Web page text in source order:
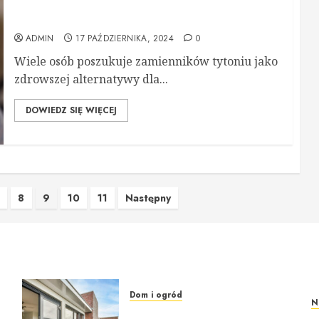
ADMIN 17 PAŹDZIERNIKA, 2024 0
Wiele osób poszukuje zamienników tytoniu jako
zdrowszej alternatywy dla...
DOWIEDZ SIĘ WIĘCEJ
8 9 10 11 Następny
Dom i ogród